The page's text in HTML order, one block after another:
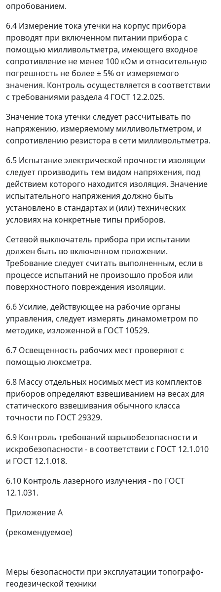
опробованием.
6.4 Измерение тока утечки на корпус прибора
проводят при включенном питании прибора с
помощью милливольтметра, имеющего входное
сопротивление не менее 100 кОм и относительную
погрешность не более± 5% от измеряемого
значения. Контроль осуществляется в соответствии
с требованиями раздела 4 ГОСТ 12.2.025.
Значение тока утечки следует рассчитывать по
напряжению, измеряемому милливольтметром, и
сопротивлению резистора в сети милливольтметра.
6.5 Испытание электрической прочности изоляции
следует производить тем видом напряжения, под
действием которого находится изоляция. Значение
испытательного напряжения должно быть
установлено в стандартах и (или) технических
условиях на конкретные типы приборов.
Сетевой выключатель прибора при испытании
должен быть во включенном положении.
Требование следует считать выполненным, если в
процессе испытаний не произошло пробоя или
поверхностного повреждения изоляции.
6.6Усилие, действующее на рабочие органы
управления, следует измерять динамометром по
методике, изложенной в ГОСТ 10529.
6.7 Освещенность рабочих мест проверяют с
помощью люксметра.
6.8 Массу отдельных носимых мест из комплектов
приборов определяют взвешиванием на весах для
статического взвешивания обычного класса
точности по ГОСТ 29329.
6.9 Контроль требований взрывобезопасности и
искробезопасности - в соответствии с ГОСТ 12.1.010
и ГОСТ 12.1.018.
6.10 Контроль лазерного излучения - по ГОСТ
12.1.031.
Приложение А
(рекомендуемое)
Меры безопасности при эксплуатации топографо-
геодезической техники